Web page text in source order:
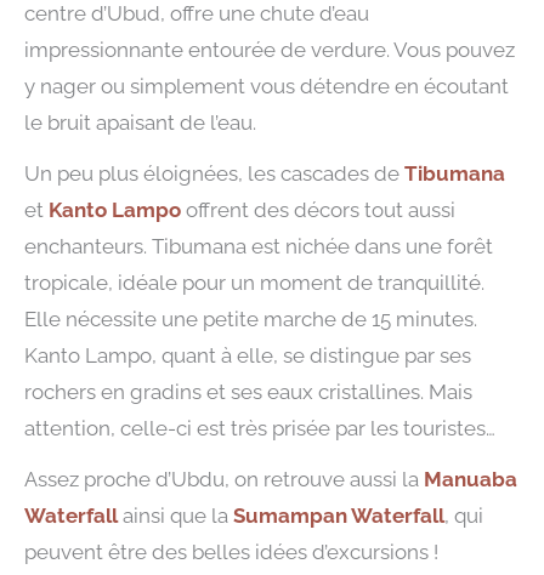
centre d’Ubud, offre une chute d’eau
impressionnante entourée de verdure. Vous pouvez
y nager ou simplement vous détendre en écoutant
le bruit apaisant de l’eau.
Un peu plus éloignées, les cascades de Tibumana
et Kanto Lampo offrent des décors tout aussi
enchanteurs. Tibumana est nichée dans une forêt
tropicale, idéale pour un moment de tranquillité.
Elle nécessite une petite marche de 15 minutes.
Kanto Lampo, quant à elle, se distingue par ses
rochers en gradins et ses eaux cristallines. Mais
attention, celle-ci est très prisée par les touristes…
Assez proche d’Ubdu, on retrouve aussi la Manuaba
Waterfallainsi que la Sumampan Waterfall, qui
peuvent être des belles idées d’excursions !